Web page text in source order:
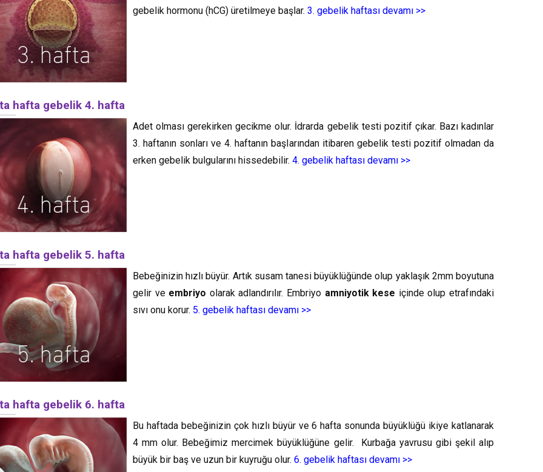
gebelik hormonu (hCG) üretilmeye başlar. 3. gebelik haftası devamı >>
hafta gebelik 4. hafta
Adet olması gerekirken gecikme olur. İdrarda gebelik testi pozitif çıkar. Bazı kadınlar
3. haftanın sonları ve 4. haftanın başlarından itibaren gebelik testi pozitif olmadan da
erken gebelik bulgularını hissedebilir. 4. gebelik haftası devamı >>
hafta gebelik 5. hafta
Bebeğinizin hızlı büyür. Artık susam tanesi büyüklüğünde olup yaklaşık 2mm boyutuna
gelir ve embriyo olarak adlandırılır. Embriyo amniyotik kese içinde olup etrafındaki
sıvı onu korur. 5. gebelik haftası devamı >>
hafta gebelik 6. hafta
Bu haftada bebeğinizin çok hızlı büyür ve 6 hafta sonunda büyüklüğü ikiye katlanarak
4 mm olur. Bebeğimiz mercimek büyüklüğüne gelir. Kurbağa yavrusu gibi şekil alıp
büyük bir baş ve uzun bir kuyruğu olur. 6. gebelik haftası devamı >>